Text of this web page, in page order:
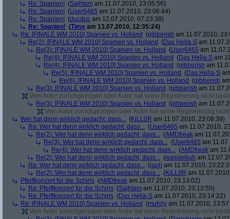
Re: Spanien! (Sajhtam am 11.07.2010, 23:05:56)
Re: Spanien! (User6465 am 11.07.2010, 23:06:44)
Re: Spanien! (ducduc am 12.07.2010, 07:23:38)
Re: Spanien! (Time am 13.07.2010, 12:35:24)
Re: [FINALE WM 2010] Spanien vs. Holland (gibberish am 11.07.2010,
Re(2): [FINALE WM 2010] Spanien vs. Holland (Das Hella-S am
Re(3): [FINALE WM 2010] Spanien vs. Holland (User6465 am
Re(4): [FINALE WM 2010] Spanien vs. Holland (Das Hella-S am
Re(4): [FINALE WM 2010] Spanien vs. Holland (gibberish am
Re(5): [FINALE WM 2010] Spanien vs. Holland (Das Hella-S
Re(6): [FINALE WM 2010] Spanien vs. Holland (gibberish
Re(3): [FINALE WM 2010] Spanien vs. Holland (gibberish am
Vom Autor zurückgezogen oder Autor hat seine Registrierung nicht
Re(3): [FINALE WM 2010] Spanien vs. Holland (gibberish am
Vom Autor zurückgezogen oder Autor hat seine Registrierung
Wer hat denn wirklich gedacht, dass... (KiLL0R am 11.07.2010, 23:08:39)
Re: Wer hat denn wirklich gedacht, dass... (User6465 am 11.07.2010,
Re(2): Wer hat denn wirklich gedacht, dass... (AMDfreak am
Re(3): Wer hat denn wirklich gedacht, dass... (User6465 am
Re(4): Wer hat denn wirklich gedacht, dass... (AMDfreak am
Re(2): Wer hat denn wirklich gedacht, dass... (wasserkuh am
Re: Wer hat denn wirklich gedacht, dass... (japh am 11.07.2010,
Re(2): Wer hat denn wirklich gedacht, dass... (KiLL0R am
Pfeiffkonzert für die Schiris (AMDfreak am 11.07.2010, 23:13:02)
Re: Pfeiffkonzert für die Schiris (Sajhtam am 11.07.2010, 23:13:55)
Re: Pfeiffkonzert für die Schiris (Das Hella-S am 11.07.2010, 23:14:22)
Re: [FINALE WM 2010] Spanien vs. Holland (muhrly am 11.07.2010,
Vom Autor zurückgezogen oder Autor hat seine Registrierung nicht